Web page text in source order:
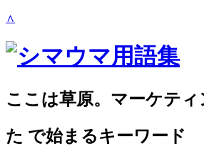
∧
ここは草原。マーケティ
た で始まるキーワード